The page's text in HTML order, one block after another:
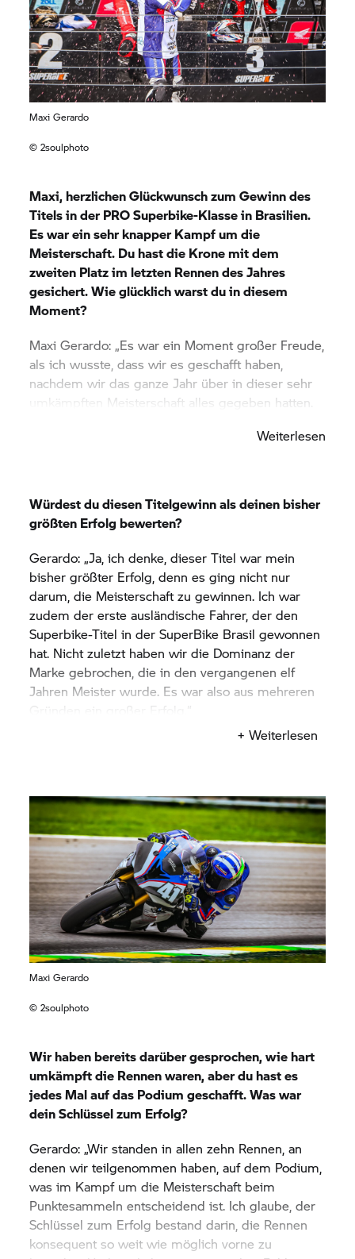
Maxi Gerardo
© 2soulphoto
Maxi, herzlichen Glückwunsch zum Gewinn des
Titels in der PRO Superbike-Klasse in Brasilien.
Es war ein sehr knapper Kampf um die
Meisterschaft. Du hast die Krone mit dem
zweiten Platz im letzten Rennen des Jahres
gesichert. Wie glücklich warst du in diesem
Moment?
Maxi Gerardo: „Es war ein Moment großer Freude,
als ich wusste, dass wir es geschafft haben,
nachdem wir das ganze Jahr über in dieser sehr
umkämpften Meisterschaft alles gegeben hatten.
mitgemischt, aber es gab nie einen signifikanten
spät angefangen, Motorradrennen zu fahren. In
welchen Serien bist du seitdem angetreten?
Gerardo: „Ich bin die meiste Zeit in Uruguay,
Argentinien und Brasilien gefahren, wo ich
insgesamt acht Titel in verschiedenen Kategorien
gewonnen habe: drei in Brasilien, drei in
Argentinien und zwei in Uruguay. Ich bin auch in
der Saison 2015 in der Superstock-600-Klasse der
WorldSBK gefahren, und in den Jahren 2020, 2021
und 2022 habe ich an mehreren MotoAmerica-
Weiterlesen
Würdest du diesen Titelgewinn als deinen bisher
größten Erfolg bewerten?
Gerardo: „Ja, ich denke, dieser Titel war mein
bisher größter Erfolg, denn es ging nicht nur
darum, die Meisterschaft zu gewinnen. Ich war
zudem der erste ausländische Fahrer, der den
Superbike-Titel in der SuperBike Brasil gewonnen
hat. Nicht zuletzt haben wir die Dominanz der
Marke gebrochen, die in den vergangenen elf
Jahren Meister wurde. Es war also aus mehreren
Gründen ein großer Erfolg.“
Du hast es erwähnt: Du bist der erste
stolz?
Gerardo: „Ich bin sehr stolz darauf, dass es mir
gelungen ist, die Flagge meines Landes auf
höchstem Niveau in einer so starken Meisterschaft
wie der SuperBike Brasil hochzuhalten.“
+ Weiterlesen
Maxi Gerardo
© 2soulphoto
Wir haben bereits darüber gesprochen, wie hart
umkämpft die Rennen waren, aber du hast es
jedes Mal auf das Podium geschafft. Was war
dein Schlüssel zum Erfolg?
Gerardo: „Wir standen in allen zehn Rennen, an
denen wir teilgenommen haben, auf dem Podium,
was im Kampf um die Meisterschaft beim
Punktesammeln entscheidend ist. Ich glaube, der
Schlüssel zum Erfolg bestand darin, die Rennen
konsequent so weit wie möglich vorne zu